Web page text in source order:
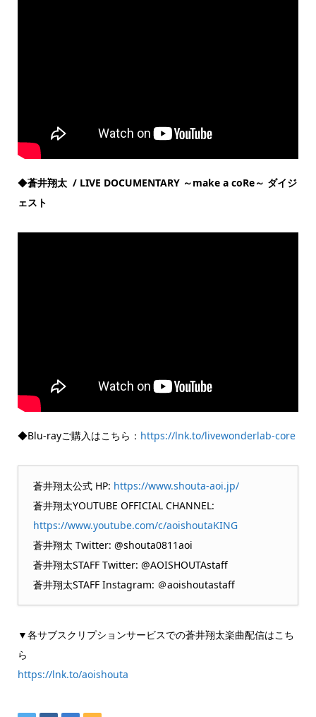
◆蒼井翔太 / LIVE DOCUMENTARY ～make a coRe～ ダイジ
ェスト
◆Blu-rayご購入はこちら： https://lnk.to/livewonderlab-core
蒼井翔太公式 HP: https://www.shouta-aoi.jp/
蒼井翔太YOUTUBE OFFICIAL CHANNEL:
https://www.youtube.com/c/aoishoutaKING
蒼井翔太 Twitter: @shouta0811aoi
蒼井翔太STAFF Twitter: @AOISHOUTAstaff
蒼井翔太STAFF Instagram: ＠aoishoutastaff
▼各サブスクリプションサービスでの蒼井翔太楽曲配信はこち
ら
https://lnk.to/aoishouta